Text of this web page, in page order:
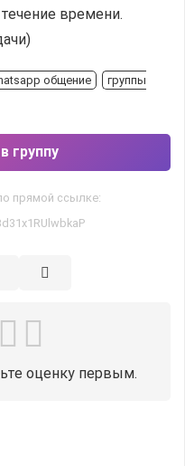
времени.
общение
группы
группу
прямой ссылке:
оценку первым.